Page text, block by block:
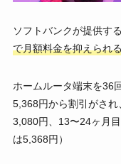
ソフトバンクが提供す
で月額料金を抑えられ
ホームルータ端末を36
5,368円から割引がさ
3,080円、13〜24ヶ月
は5,368円）